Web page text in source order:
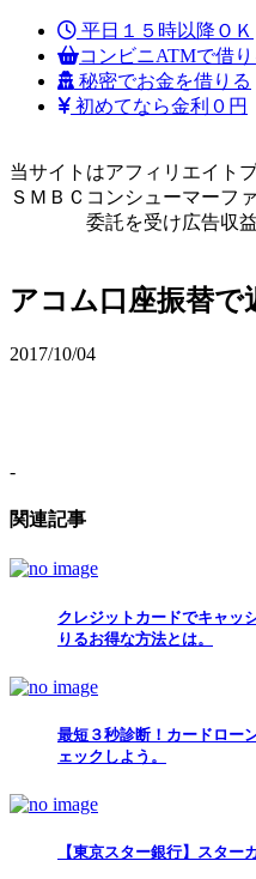
平日１５時以降ＯＫ
コンビニATMで借り
秘密でお金を借りる
初めてなら金利０円
当サイトはアフィリエイト
ＳＭＢＣコンシューマーフ
委託を受け広告収
アコム口座振替で
2017/10/04
-
関連記事
クレジットカードでキャッ
りるお得な方法とは。
最短３秒診断！カードロー
ェックしよう。
【東京スター銀行】スター